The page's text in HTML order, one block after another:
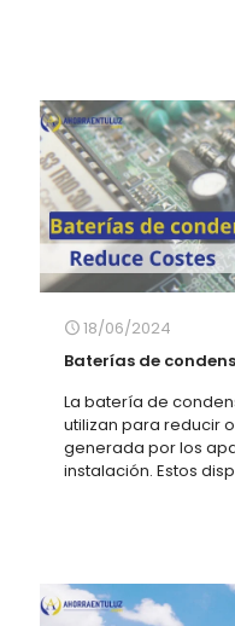
18/06/2024
Baterías de
La batería de
utilizan para reducir
generada por los
instalación. Estos